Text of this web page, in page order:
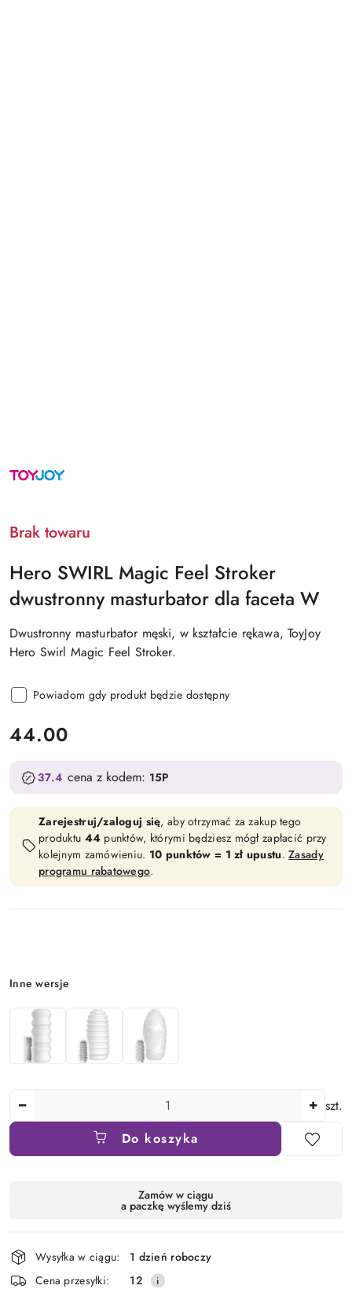
Brak towaru
Hero SWIRL Magic Feel Stroker
dwustronny masturbator dla faceta W
Dwustronny masturbator męski, w kształcie rękawa, ToyJoy
Hero Swirl Magic Feel Stroker.
Powiadom gdy produkt będzie dostępny
cena:
44.00
37.4 cena z kodem: 15P
Zarejestruj/zaloguj się, aby otrzymać za zakup tego
produktu 44 punktów, którymi będziesz mógł zapłacić przy
kolejnym zamówieniu. 10 punktów = 1 zł upustu.Zasady
programu rabatowego.
Wariant
Inne wersje
szt.
Do koszyka
Zamów w ciągu
a paczkę wyślemy dziś
Wysyłka w ciągu:
1 dzień roboczy
Cena przesyłki:
12